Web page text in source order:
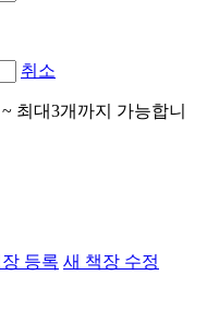
취소
최대3개까지 가능합니
등록 새 책장 수정